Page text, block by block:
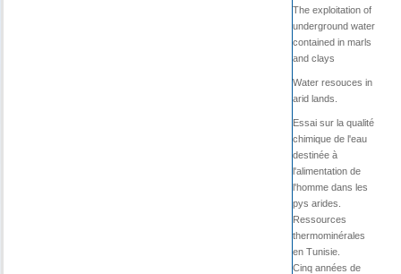
The exploitation of
underground water
contained in marls
and clays
Water resouces in
arid lands.
Essai sur la qualité
chimique de l'eau
destinée à
l'alimentation de
l'homme dans les
pys arides.
Ressources
thermominérales
en Tunisie.
Cinq années de